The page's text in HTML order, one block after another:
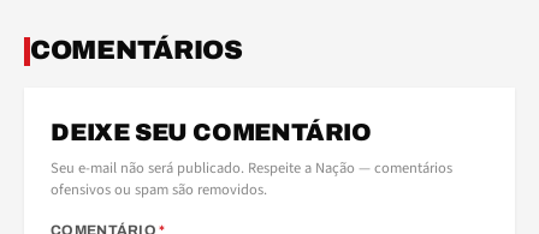
COMENTÁRIOS
DEIXE SEU COMENTÁRIO
Seu e-mail não será publicado. Respeite a Nação — comentários
ofensivos ou spam são removidos.